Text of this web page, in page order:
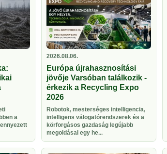
a
2026.08.06.
Európa újrahasznosítási
jövője Varsóban találkozik -
érkezik a Recycling Expo
2026
Robotok, mesterséges intelligencia,
intelligens válogatórendszerek és a
körforgásos gazdaság legújabb
megoldásai egy he...